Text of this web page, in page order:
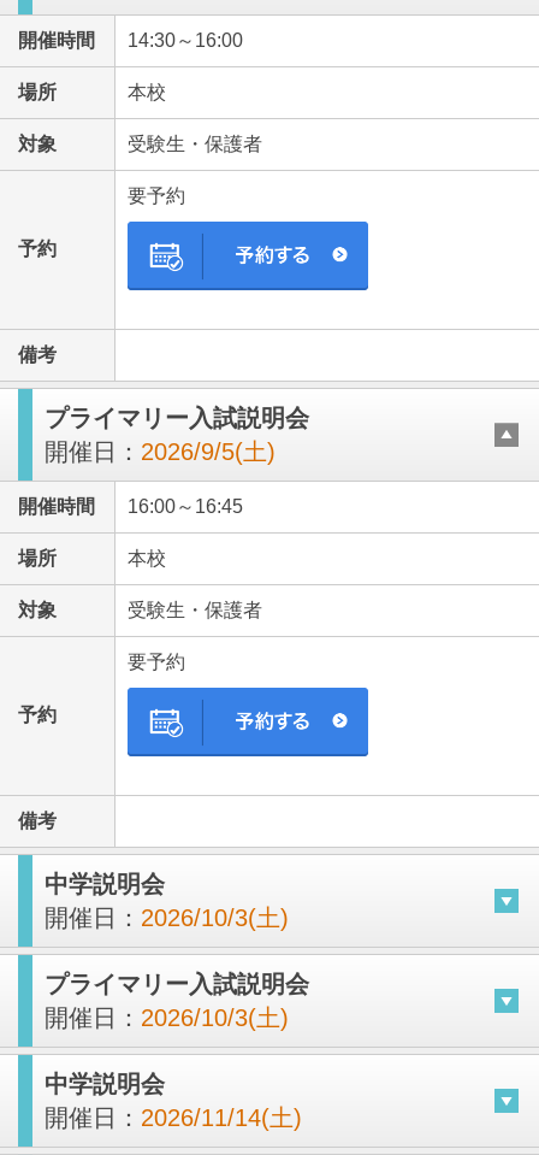
開催時間 14:30～16:00
場所 本校
対象 受験生・保護者
予約
要予約
備考
プライマリー入試説明会
開催日： 2026/9/5(土)
開催時間 16:00～16:45
場所 本校
対象 受験生・保護者
予約
要予約
備考
中学説明会
開催日： 2026/10/3(土)
プライマリー入試説明会
開催日： 2026/10/3(土)
中学説明会
開催日： 2026/11/14(土)